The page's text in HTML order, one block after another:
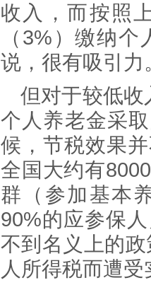
收入，而按照
（ 3%）缴纳个
说，很有吸引力
但对于较低
个人养老金采
候，节税效果
全国大约有8
群（参加基本
90%的应参保
不到名义上的
人所得税而遭受